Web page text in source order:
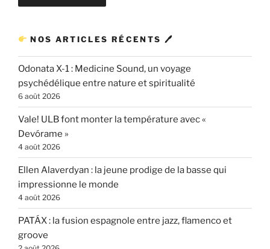
NOS ARTICLES RÉCENTS 🖊
Odonata X-1 : Medicine Sound, un voyage
psychédélique entre nature et spiritualité
6 août 2026
Vale! ULB font monter la température avec «
Devórame »
4 août 2026
Ellen Alaverdyan : la jeune prodige de la basse qui
impressionne le monde
4 août 2026
PATÁX : la fusion espagnole entre jazz, flamenco et
groove